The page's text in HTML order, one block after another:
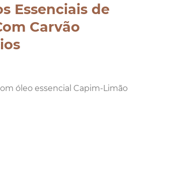
Essenciais de
Carvão
óleo essencial Capim-Limão